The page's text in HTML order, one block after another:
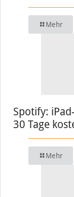
Mehr
Spotify:
30 Tage
Mehr